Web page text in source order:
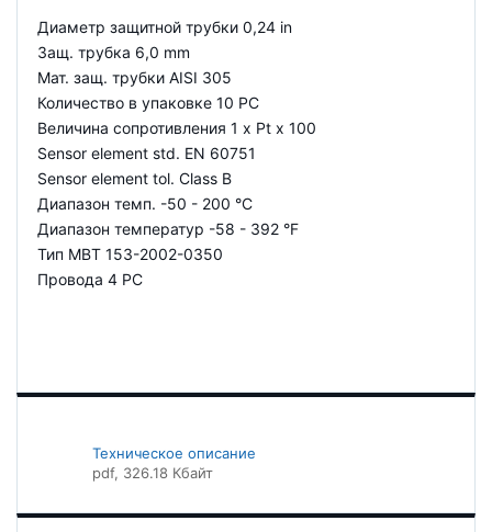
Диаметр защитной трубки 0,24 in
Защ. трубка 6,0 mm
Мат. защ. трубки AISI 305
Количество в упаковке 10 PC
Величина сопротивления 1 x Pt x 100
Sensor element std. EN 60751
Sensor element tol. Class B
Диапазон темп. -50 - 200 °C
Диапазон температур -58 - 392 °F
Тип MBT 153-2002-0350
Провода 4 PC
Техническое описание
pdf, 326.18 Кбайт